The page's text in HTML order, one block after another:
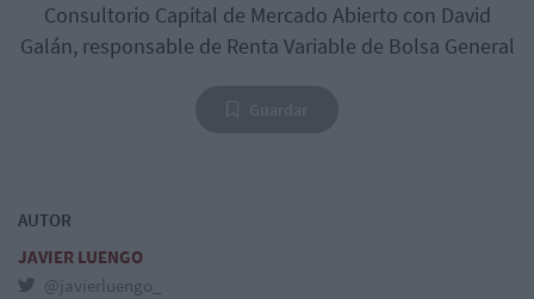
Consultorio Capital de Mercado Abierto con David
Galán, responsable de Renta Variable de Bolsa General
AUTOR
JAVIER LUENGO
@javierluengo_